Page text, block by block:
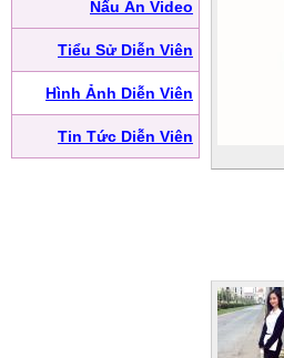
Nấu Ăn Video
Tiểu Sử Diễn Viên
Hình Ảnh Diễn Viên
Tin Tức Diễn Viên